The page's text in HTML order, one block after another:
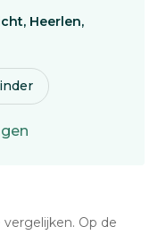
Heerlen,
Op de